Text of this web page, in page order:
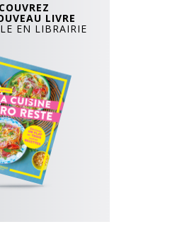
LIVRE
EN LIBRAIRIE